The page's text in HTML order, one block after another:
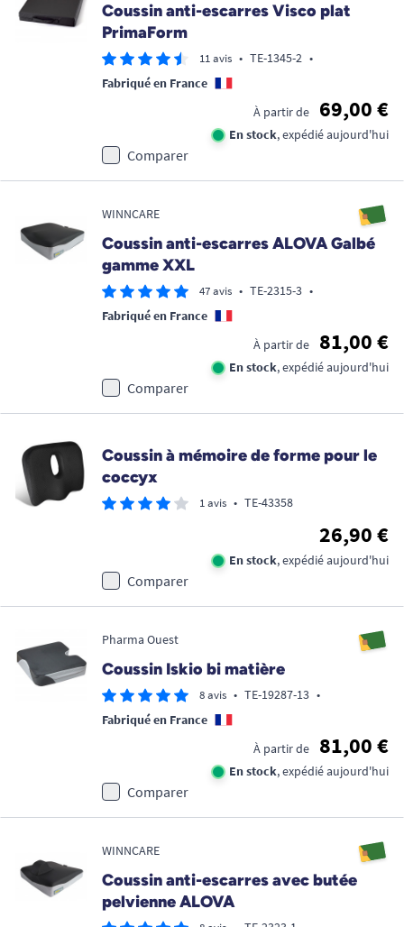
Coussin anti-escarres Visco plat
PrimaForm
11 avis • TE-1345-2 •
Fabriqué en France
À partir de
69,00 €
En stock, expédié aujourd'hui
Comparer
WINNCARE
Coussin anti-escarres ALOVA Galbé
gamme XXL
47 avis • TE-2315-3 •
Fabriqué en France
À partir de
81,00 €
En stock, expédié aujourd'hui
Comparer
Coussin à mémoire de forme pour le
coccyx
1 avis • TE-43358
26,90 €
En stock, expédié aujourd'hui
Comparer
Pharma Ouest
Coussin Iskio bi matière
8 avis • TE-19287-13 •
Fabriqué en France
À partir de
81,00 €
En stock, expédié aujourd'hui
Comparer
WINNCARE
Coussin anti-escarres avec butée
pelvienne ALOVA